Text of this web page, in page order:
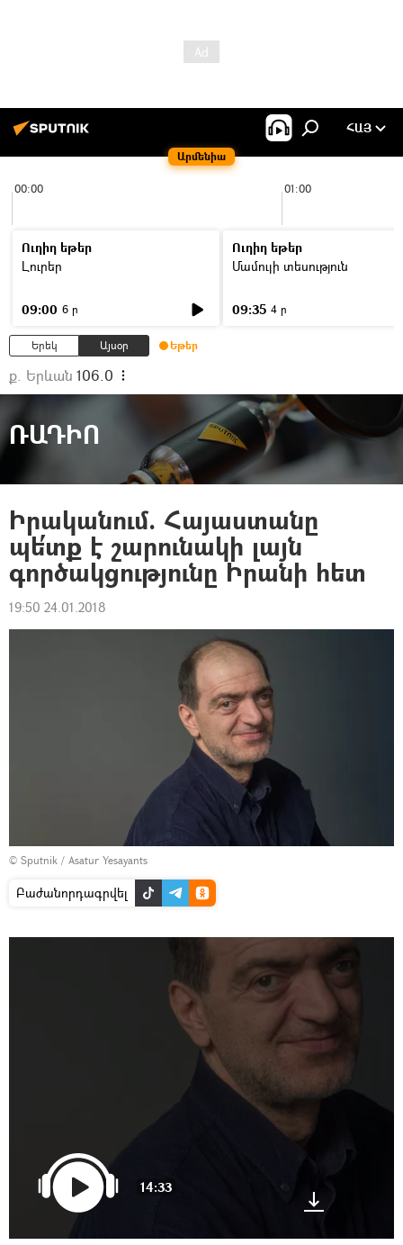
Արմենիա
ՀԱՅ
00:00 01:00
Ուղիղ եթեր
Լուրեր
09:00 6 ր
Ուղիղ եթեր
Մամուլի տեսություն
09:35 4 ր
Երեկ Այսօր Եթեր
ք. Երևան 106.0
ՌԱԴԻՈ
Իրականում. Հայաստանը
պե՛տք է շարունակի լայն
գործակցությունը Իրանի հետ
19:50 24.01.2018
© Sputnik / Asatur Yesayants
Բաժանորդագրվել
14:33